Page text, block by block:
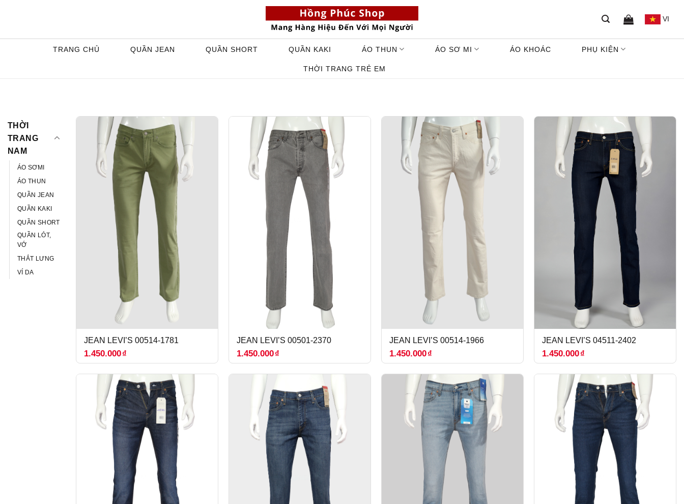
VI
TRANG CHỦ QUẦN JEAN QUẦN SHORT QUẦN KAKI ÁO THUN ÁO SƠ MI ÁO KHOÁC PHỤ KIỆN
THỜI TRANG TRẺ EM
THỜI
TRANG
NAM
ÁO SƠMI
ÁO THUN
QUẦN JEAN
QUẦN KAKI
QUẦN SHORT
QUẦN LÓT,
VỚ
THẮT LƯNG
VÍ DA
JEAN LEVI’S 00514-1781
1.450.000₫
JEAN LEVI’S 00501-2370
1.450.000₫
JEAN LEVI’S 00514-1966
1.450.000₫
JEAN LEVI’S 04511-2402
1.450.000₫